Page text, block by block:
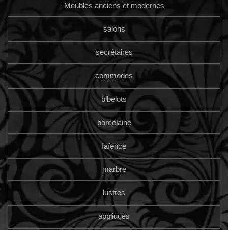
Meubles anciens et modernes
salons
secrétaires
commodes
bibelots
porcelaine
faïence
marbre
lustres
appliques